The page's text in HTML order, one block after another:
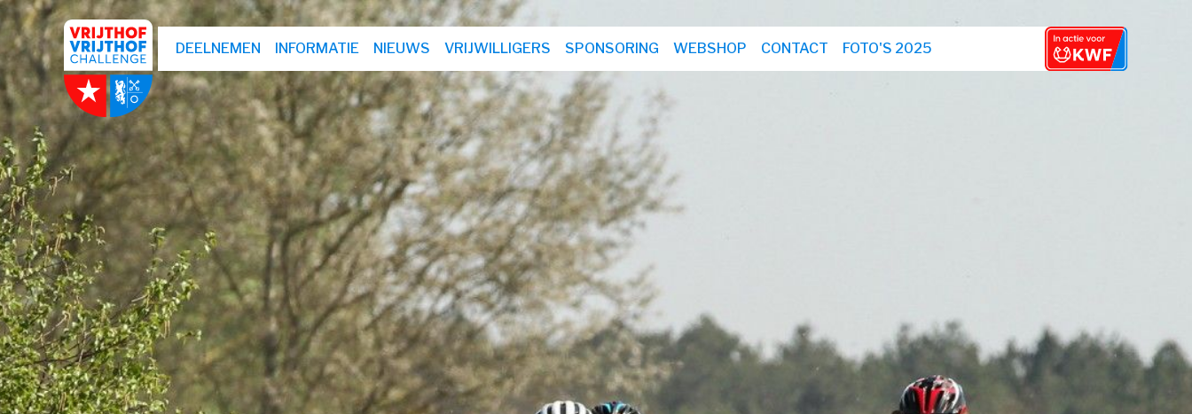
DEELNEMEN INFORMATIE NIEUWS VRIJWILLIGERS SPONSORING WEBSHOP CONTACT FOTO'S 2025